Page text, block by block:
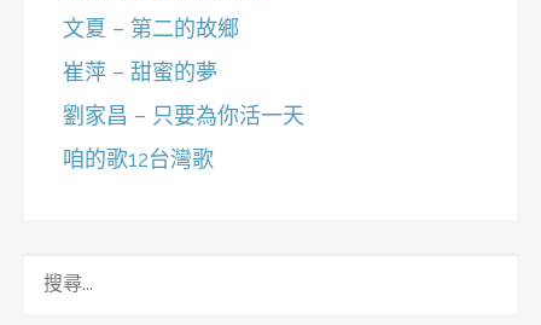
文夏 – 第二的故鄉
崔萍 – 甜蜜的夢
劉家昌 – 只要為你活一天
咱的歌12台灣歌